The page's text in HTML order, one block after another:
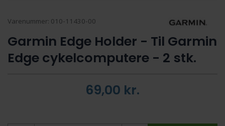
Varenummer: 010-11430-00
Garmin Edge Holder - Til Garmin
Edge cykelcomputere - 2 stk.
69,00 kr.